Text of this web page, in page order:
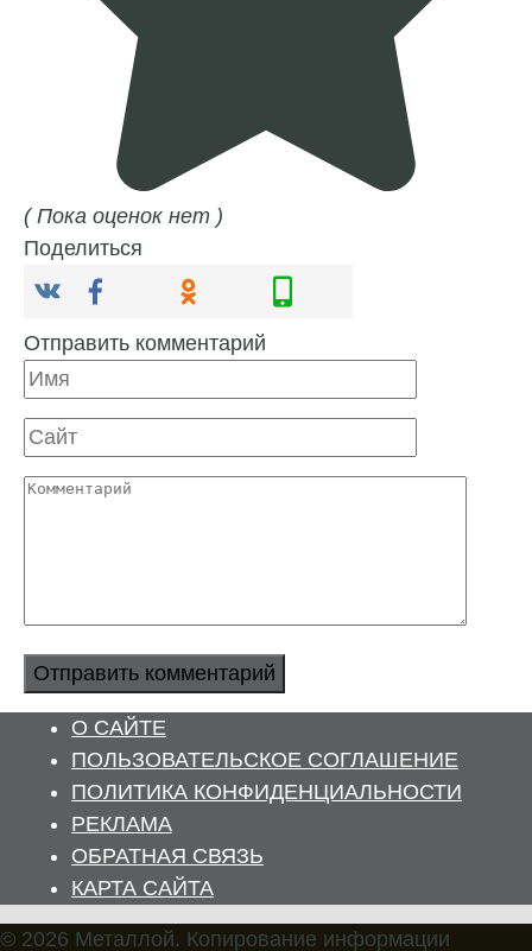
( Пока оценок нет )
Поделиться
Отправить комментарий
Имя
Сайт
Комментарий
О САЙТЕ
ПОЛЬЗОВАТЕЛЬСКОЕ СОГЛАШЕНИЕ
ПОЛИТИКА КОНФИДЕНЦИАЛЬНОСТИ
РЕКЛАМА
ОБРАТНАЯ СВЯЗЬ
КАРТА САЙТА
© 2026 Металлой. Копирование информации